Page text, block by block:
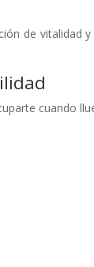
de vitalidad
cuando